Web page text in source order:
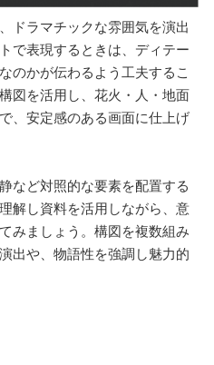
ドラマチックな雰囲気を演出
で表現するときは、ディテー
のかが伝わるよう工夫するこ
図を活用し、花火・人・地面
、安定感のある画面に仕上げ
など対照的な要素を配置する
解し資料を活用しながら、意
みましょう。構図を複数組み
出や、物語性を強調し魅力的